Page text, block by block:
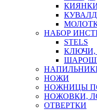
НАБОР
STELS
КЛЮЧИ,
НОЖИ
НОЖНИЦЫ
НОЖОВКИ,
ОТВЕРТКИ